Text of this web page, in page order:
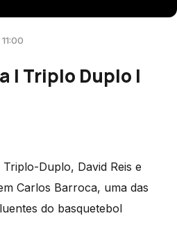
| Triplo Duplo |
Duplo, David Reis e
Carlos Barroca, uma das
do basquetebol